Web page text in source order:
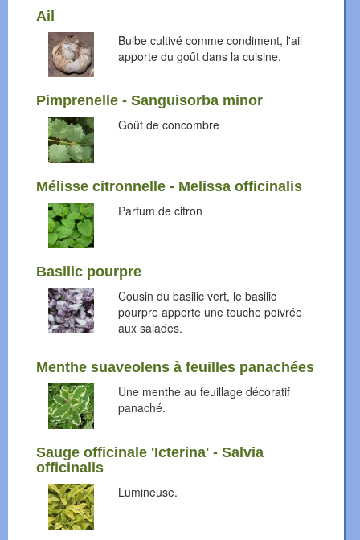
Ail
Bulbe cultivé comme condiment, l'ail
apporte du goût dans la cuisine.
Pimprenelle - Sanguisorba minor
Goût de concombre
Mélisse citronnelle - Melissa officinalis
Parfum de citron
Basilic pourpre
Cousin du basilic vert, le basilic
pourpre apporte une touche poivrée
aux salades.
Menthe suaveolens à feuilles panachées
Une menthe au feuillage décoratif
panaché.
Sauge officinale 'Icterina' - Salvia
officinalis
Lumineuse.